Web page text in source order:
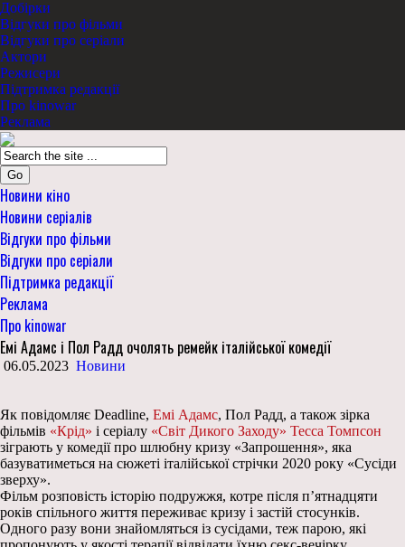
Добірки
Відгуки про фільми
Відгуки про серіали
Актори
Режисери
Підтримка редакції
Про kinowar
Реклама
Go
Новини кіно
Новини серіалів
Відгуки про фільми
Відгуки про серіали
Підтримка редакції
Реклама
Про kinowar
Емі Адамс і Пол Радд очолять ремейк італійської комедії
06.05.2023 Новини
Як повідомляє Deadline, Емі Адамс, Пол Радд, а також зірка
фільмів «Крід» і серіалу «Світ Дикого Заходу» Тесса Томпсон
зіграють у комедії про шлюбну кризу «Запрошення», яка
базуватиметься на сюжеті італійської стрічки 2020 року «Сусіди
зверху».
Фільм розповість історію подружжя, котре після п’ятнадцяти
років спільного життя переживає кризу і застій стосунків.
Одного разу вони знайомляться із сусідами, теж парою, які